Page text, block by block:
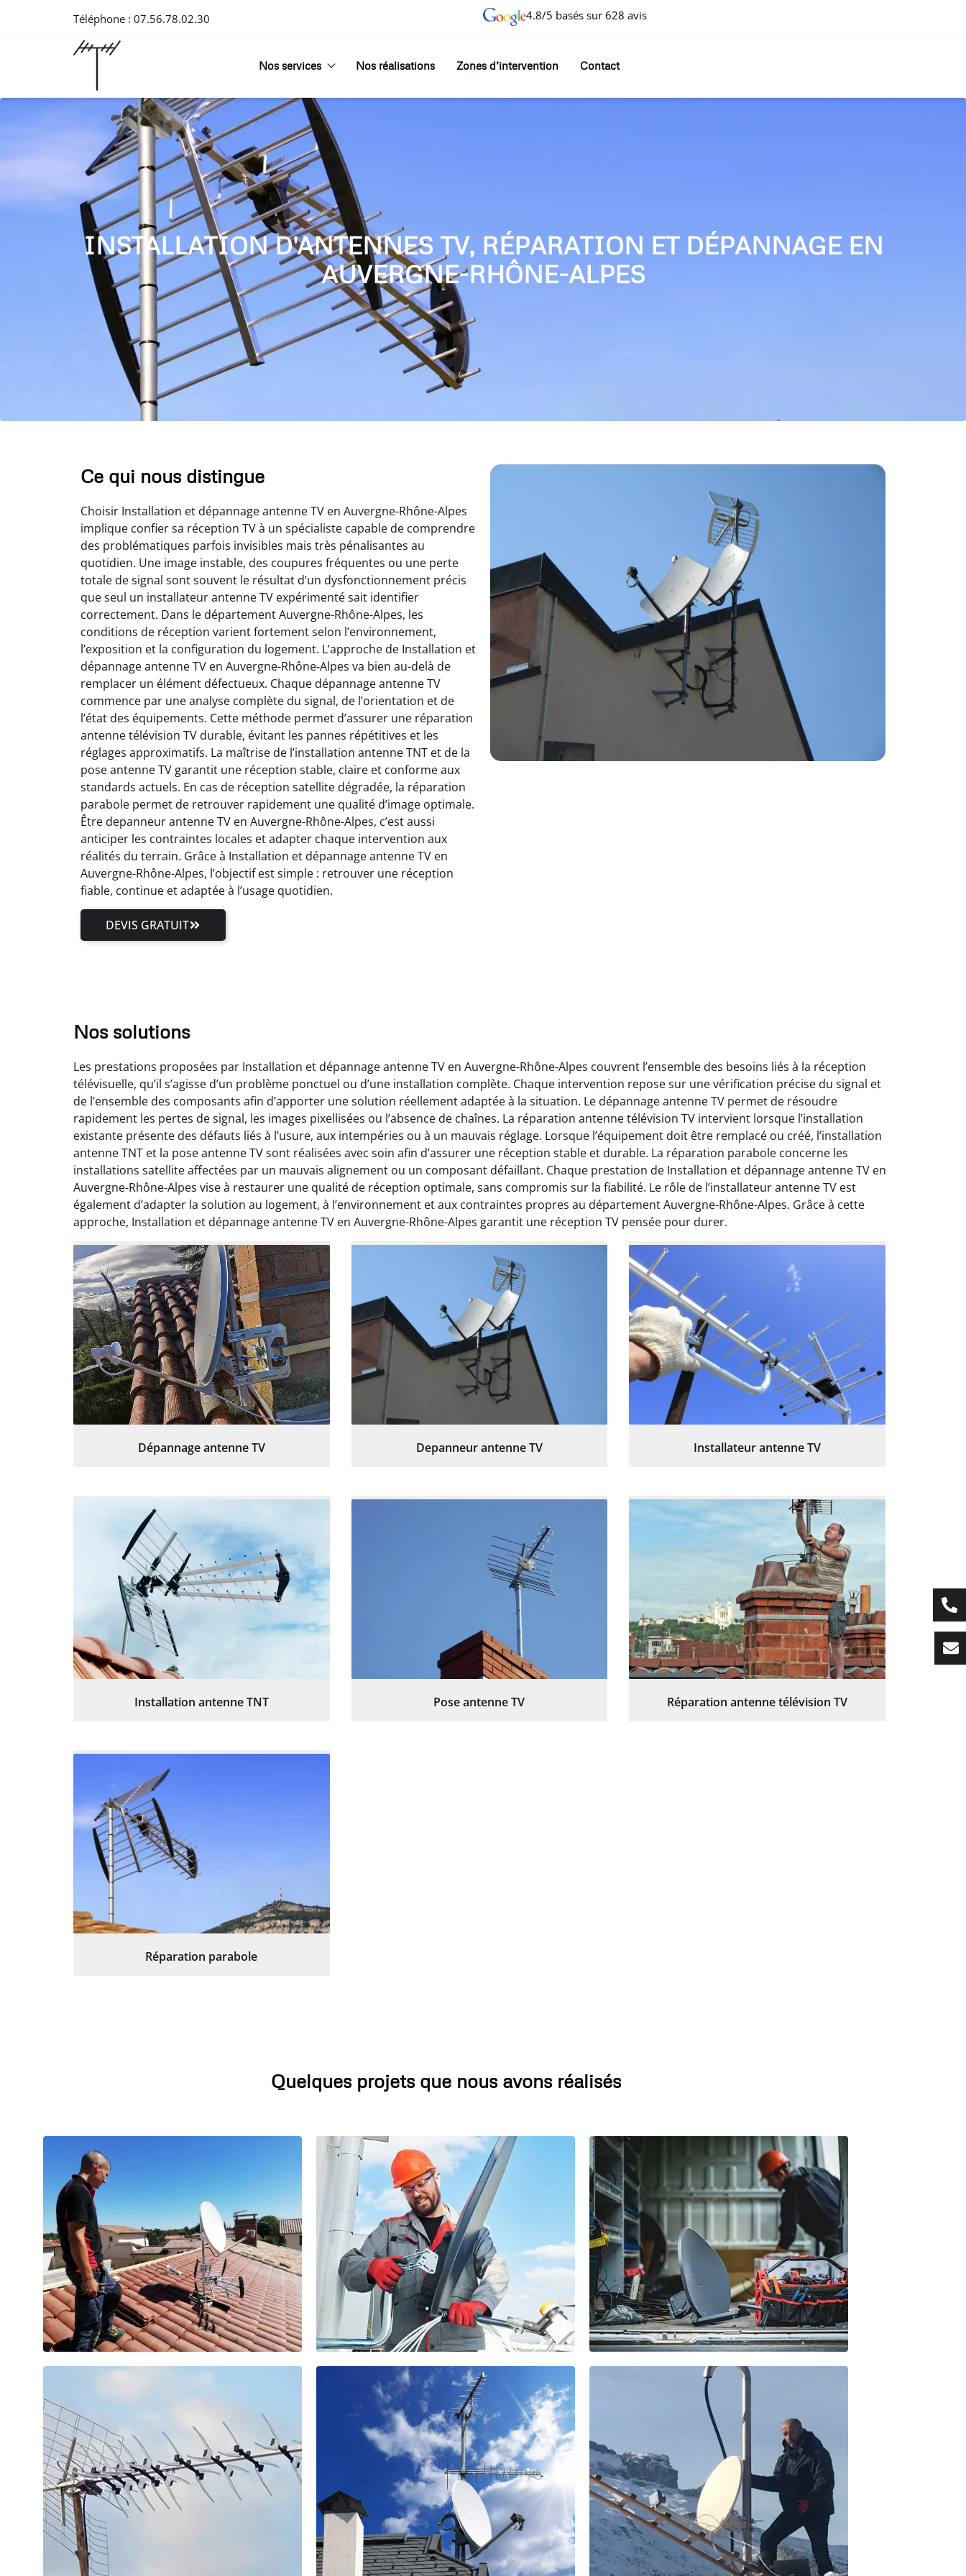
Téléphone : 07.56.78.02.30 4.8/5 basés sur 628 avis
Nos services Nos réalisations Zones d’intervention Contact
INSTALLATION D'ANTENNES TV, RÉPARATION ET DÉPANNAGE EN
AUVERGNE-RHÔNE-ALPES
Ce qui nous distingue
Choisir Installation et dépannage antenne TV en Auvergne-Rhône-Alpes
implique confier sa réception TV à un spécialiste capable de comprendre
des problématiques parfois invisibles mais très pénalisantes au
quotidien. Une image instable, des coupures fréquentes ou une perte
totale de signal sont souvent le résultat d’un dysfonctionnement précis
que seul un installateur antenne TV expérimenté sait identifier
correctement. Dans le département Auvergne-Rhône-Alpes, les
conditions de réception varient fortement selon l’environnement,
l’exposition et la configuration du logement. L’approche de Installation et
dépannage antenne TV en Auvergne-Rhône-Alpes va bien au-delà de
remplacer un élément défectueux. Chaque dépannage antenne TV
commence par une analyse complète du signal, de l’orientation et de
l’état des équipements. Cette méthode permet d’assurer une réparation
antenne télévision TV durable, évitant les pannes répétitives et les
réglages approximatifs. La maîtrise de l’installation antenne TNT et de la
pose antenne TV garantit une réception stable, claire et conforme aux
standards actuels. En cas de réception satellite dégradée, la réparation
parabole permet de retrouver rapidement une qualité d’image optimale.
Être depanneur antenne TV en Auvergne-Rhône-Alpes, c’est aussi
anticiper les contraintes locales et adapter chaque intervention aux
réalités du terrain. Grâce à Installation et dépannage antenne TV en
Auvergne-Rhône-Alpes, l’objectif est simple : retrouver une réception
fiable, continue et adaptée à l’usage quotidien.
DEVIS GRATUIT
Nos solutions
Les prestations proposées par Installation et dépannage antenne TV en Auvergne-Rhône-Alpes couvrent l’ensemble des besoins liés à la réception
télévisuelle, qu’il s’agisse d’un problème ponctuel ou d’une installation complète. Chaque intervention repose sur une vérification précise du signal et
de l’ensemble des composants afin d’apporter une solution réellement adaptée à la situation. Le dépannage antenne TV permet de résoudre
rapidement les pertes de signal, les images pixellisées ou l’absence de chaînes. La réparation antenne télévision TV intervient lorsque l’installation
existante présente des défauts liés à l’usure, aux intempéries ou à un mauvais réglage. Lorsque l’équipement doit être remplacé ou créé, l’installation
antenne TNT et la pose antenne TV sont réalisées avec soin afin d’assurer une réception stable et durable. La réparation parabole concerne les
installations satellite affectées par un mauvais alignement ou un composant défaillant. Chaque prestation de Installation et dépannage antenne TV en
Auvergne-Rhône-Alpes vise à restaurer une qualité de réception optimale, sans compromis sur la fiabilité. Le rôle de l’installateur antenne TV est
également d’adapter la solution au logement, à l’environnement et aux contraintes propres au département Auvergne-Rhône-Alpes. Grâce à cette
approche, Installation et dépannage antenne TV en Auvergne-Rhône-Alpes garantit une réception TV pensée pour durer.
Dépannage antenne TV Depanneur antenne TV Installateur antenne TV
Installation antenne TNT Pose antenne TV Réparation antenne télévision TV
Réparation parabole
Quelques projets que nous avons réalisés